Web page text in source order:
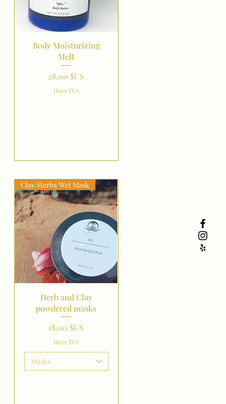
Aperçu rapide
Body Moisturizing
Melt
Prix
28,00 $US
Hors TVA
Aperçu rapide
Clay/Herbs/Wet Mask
Herb and Clay
powdered masks
Prix
18,00 $US
Hors TVA
Masks